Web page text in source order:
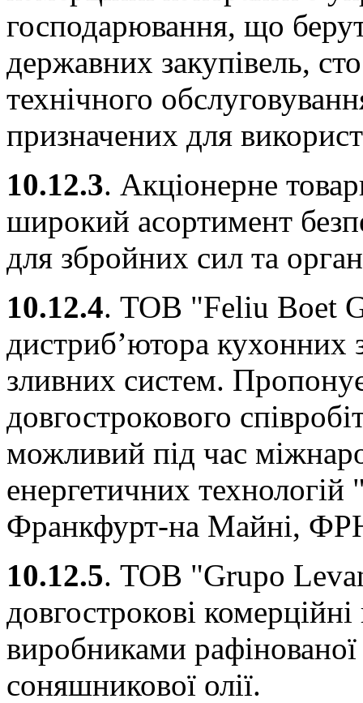
господарювання, що
державних закупівель,
технічного
призначених для
10.12.3. Акціонерне
широкий асортимент
для збройних сил та
10.12.4. ТОВ "Feliu Boet
дистриб’ютора кухонних
зливних систем.
довгострокового
можливий під час
енергетичних
Франкфурт-на Майні,
10.12.5. ТОВ "Grupo
довгострокові
виробниками рафінованої
соняшникової олії.